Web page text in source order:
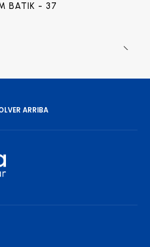
BATIK - 37
ARRIBA